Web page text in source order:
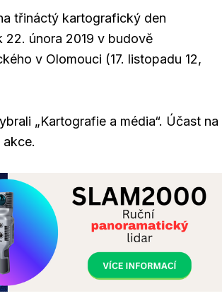
třináctý kartografický den
února 2019 v budově
v Olomouci (17. listopadu 12,
„Kartografie a média“. Účast na